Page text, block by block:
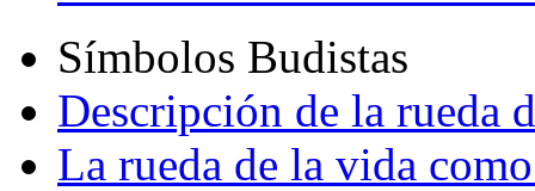
Símbolos Budistas
Descripción de la rueda
La rueda de la vida